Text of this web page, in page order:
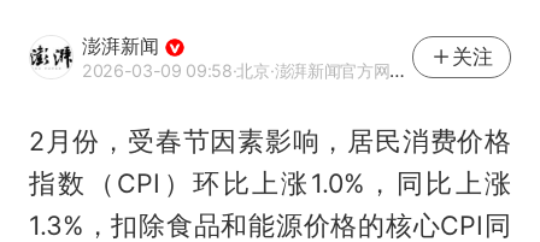
澎湃新闻
2026-03-09 09:58·北京·澎湃新闻官方网易号
关注
2月份，受春节因素影响，居民消费价格
指数（CPI）环比上涨1.0%，同比上涨
1.3%，扣除食品和能源价格的核心CPI同